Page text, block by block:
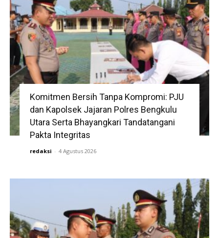
Komitmen Bersih Tanpa Kompromi: PJU
dan Kapolsek Jajaran Polres Bengkulu
Utara Serta Bhayangkari Tandatangani
Pakta Integritas
redaksi - 4 Agustus 2026